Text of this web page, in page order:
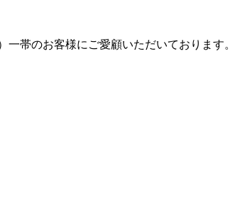
帯のお客様にご愛顧いただいております。